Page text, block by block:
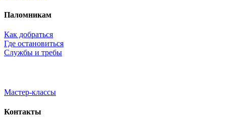
Паломникам
Как добраться
Где остановиться
Службы и требы
Мастер-классы
Контакты